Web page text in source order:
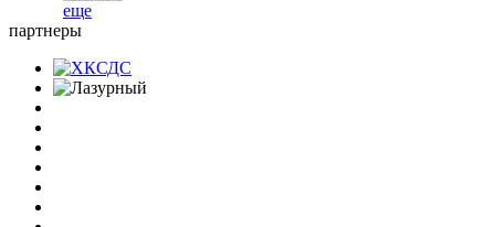
еще
партнеры